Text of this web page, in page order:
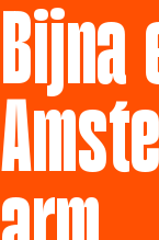
Bijna